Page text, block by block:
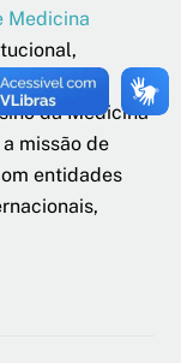
Medicina
e
da Medicina
missão de
entidades